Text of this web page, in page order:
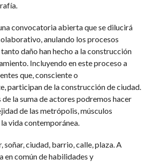
convocatoria abierta que se dilucirá
anulando los procesos
daño han hecho a la construcción
Incluyendo en este proceso a
que, consciente o
participan de la construcción de ciudad.
de la suma de actores podremos hacer
de las metrópolis, músculos
vida contemporánea.
soñar, ciudad, barrio, calle, plaza. A
en común de habilidades y